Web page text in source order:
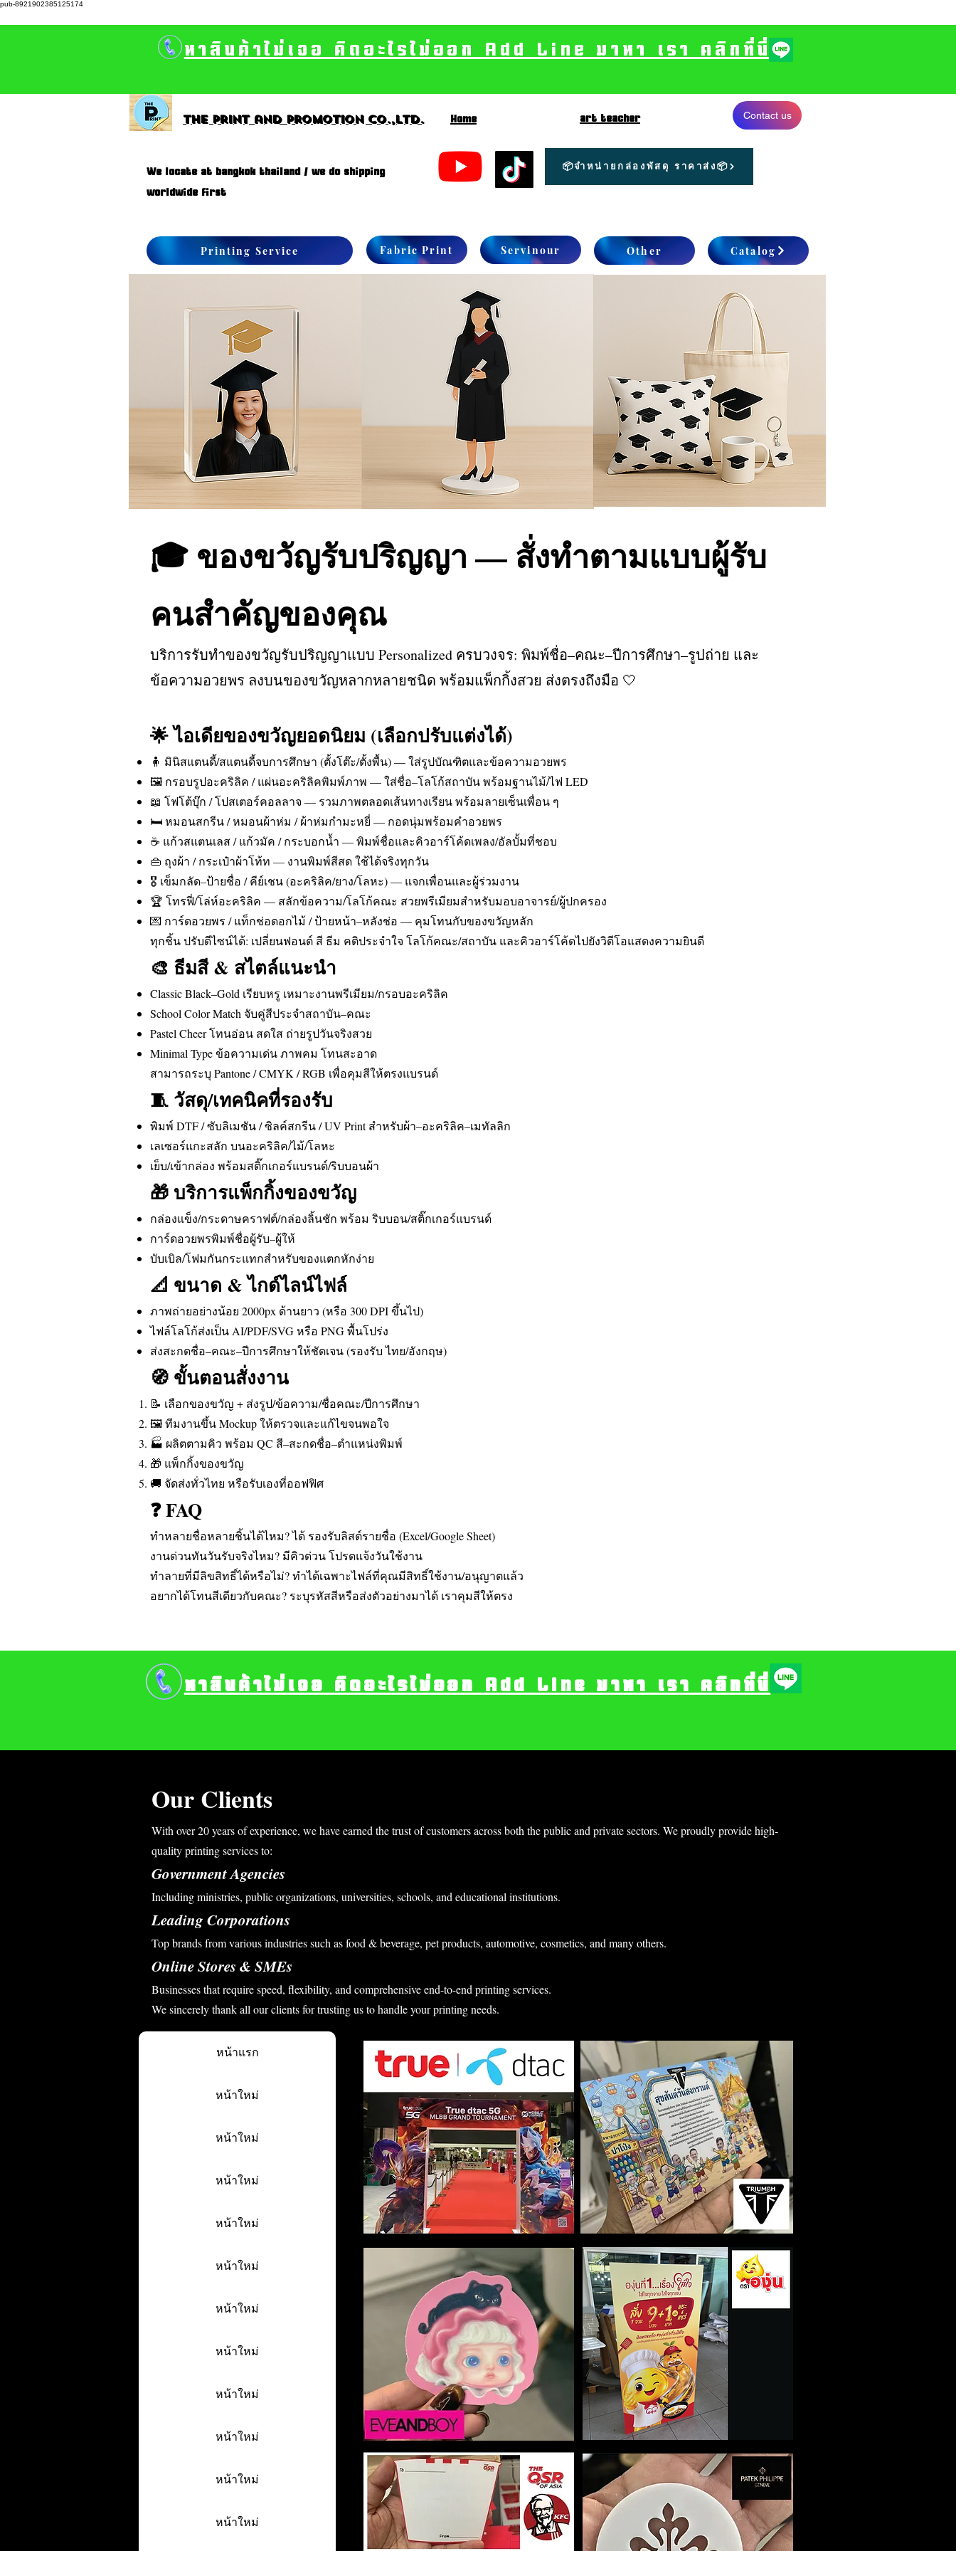
pub-8921902385125174
หาสินค้าไม่เจอ คิดอะไรไม่ออก Add Line มาหา เรา คลิกที่นี่
The print and promotion CO.,Ltd. Home art teacher Contact us
We locate at bangkok thailand / we do shipping
worldwide first
📦จำหน่ายกล่องพัสดุ ราคาส่ง📦
Printing Service Fabric Print Servinour Other Catalog
🎓 ของขวัญรับปริญญา — สั่งทำตามแบบผู้รับ
คนสำคัญของคุณ
บริการรับทำของขวัญรับปริญญาแบบ Personalized ครบวงจร: พิมพ์ชื่อ–คณะ–ปีการศึกษา–รูปถ่าย และ
ข้อความอวยพร ลงบนของขวัญหลากหลายชนิด พร้อมแพ็กกิ้งสวย ส่งตรงถึงมือ 🤍
🌟 ไอเดียของขวัญยอดนิยม (เลือกปรับแต่งได้)
🧍 มินิสแตนดี้/สแตนดี้จบการศึกษา (ตั้งโต๊ะ/ตั้งพื้น) — ใส่รูปบัณฑิตและข้อความอวยพร
🖼️ กรอบรูปอะคริลิค / แผ่นอะคริลิคพิมพ์ภาพ — ใส่ชื่อ–โลโก้สถาบัน พร้อมฐานไม้/ไฟ LED
📖 โฟโต้บุ๊ก / โปสเตอร์คอลลาจ — รวมภาพตลอดเส้นทางเรียน พร้อมลายเซ็นเพื่อน ๆ
🛏️ หมอนสกรีน / หมอนผ้าห่ม / ผ้าห่มกำมะหยี่ — กอดนุ่มพร้อมคำอวยพร
☕ แก้วสแตนเลส / แก้วมัค / กระบอกน้ำ — พิมพ์ชื่อและคิวอาร์โค้ดเพลง/อัลบั้มที่ชอบ
👜 ถุงผ้า / กระเป๋าผ้าโท้ท — งานพิมพ์สีสด ใช้ได้จริงทุกวัน
🎖️ เข็มกลัด–ป้ายชื่อ / คีย์เชน (อะคริลิค/ยาง/โลหะ) — แจกเพื่อนและผู้ร่วมงาน
🏆 โทรฟี่/โล่ห์อะคริลิค — สลักข้อความ/โลโก้คณะ สวยพรีเมียมสำหรับมอบอาจารย์/ผู้ปกครอง
💌 การ์ดอวยพร / แท็กช่อดอกไม้ / ป้ายหน้า–หลังช่อ — คุมโทนกับของขวัญหลัก
ทุกชิ้น ปรับดีไซน์ได้: เปลี่ยนฟอนต์ สี ธีม คติประจำใจ โลโก้คณะ/สถาบัน และคิวอาร์โค้ดไปยังวิดีโอแสดงความยินดี
🎨 ธีมสี & สไตล์แนะนำ
Classic Black–Gold เรียบหรู เหมาะงานพรีเมียม/กรอบอะคริลิค
School Color Match จับคู่สีประจำสถาบัน–คณะ
Pastel Cheer โทนอ่อน สดใส ถ่ายรูปวันจริงสวย
Minimal Type ข้อความเด่น ภาพคม โทนสะอาด
สามารถระบุ Pantone / CMYK / RGB เพื่อคุมสีให้ตรงแบรนด์
🧵 วัสดุ/เทคนิคที่รองรับ
พิมพ์ DTF / ซับลิเมชัน / ซิลค์สกรีน / UV Print สำหรับผ้า–อะคริลิค–เมทัลลิก
เลเซอร์แกะสลัก บนอะคริลิค/ไม้/โลหะ
เย็บ/เข้ากล่อง พร้อมสติ๊กเกอร์แบรนด์/ริบบอนผ้า
🎁 บริการแพ็กกิ้งของขวัญ
กล่องแข็ง/กระดาษคราฟต์/กล่องลิ้นชัก พร้อม ริบบอน/สติ๊กเกอร์แบรนด์
การ์ดอวยพรพิมพ์ชื่อผู้รับ–ผู้ให้
บับเบิล/โฟมกันกระแทกสำหรับของแตกหักง่าย
📐 ขนาด & ไกด์ไลน์ไฟล์
ภาพถ่ายอย่างน้อย 2000px ด้านยาว (หรือ 300 DPI ขึ้นไป)
ไฟล์โลโก้ส่งเป็น AI/PDF/SVG หรือ PNG พื้นโปร่ง
ส่งสะกดชื่อ–คณะ–ปีการศึกษาให้ชัดเจน (รองรับ ไทย/อังกฤษ)
🧭 ขั้นตอนสั่งงาน
📝 เลือกของขวัญ + ส่งรูป/ข้อความ/ชื่อคณะ/ปีการศึกษา
🖼️ ทีมงานขึ้น Mockup ให้ตรวจและแก้ไขจนพอใจ
🏭 ผลิตตามคิว พร้อม QC สี–สะกดชื่อ–ตำแหน่งพิมพ์
🎁 แพ็กกิ้งของขวัญ
🚚 จัดส่งทั่วไทย หรือรับเองที่ออฟฟิศ
❓ FAQ
ทำหลายชื่อหลายชิ้นได้ไหม? ได้ รองรับลิสต์รายชื่อ (Excel/Google Sheet)
งานด่วนทันวันรับจริงไหม? มีคิวด่วน โปรดแจ้งวันใช้งาน
ทำลายที่มีลิขสิทธิ์ได้หรือไม่? ทำได้เฉพาะไฟล์ที่คุณมีสิทธิ์ใช้งาน/อนุญาตแล้ว
อยากได้โทนสีเดียวกับคณะ? ระบุรหัสสีหรือส่งตัวอย่างมาได้ เราคุมสีให้ตรง
Our Clients
With over 20 years of experience, we have earned the trust of customers across both the public and private sectors. We proudly provide high-
quality printing services to:
Government Agencies
Including ministries, public organizations, universities, schools, and educational institutions.
Leading Corporations
Top brands from various industries such as food & beverage, pet products, automotive, cosmetics, and many others.
Online Stores & SMEs
Businesses that require speed, flexibility, and comprehensive end-to-end printing services.
We sincerely thank all our clients for trusting us to handle your printing needs.
หน้าแรก
หน้าใหม่
หน้าใหม่
หน้าใหม่
หน้าใหม่
หน้าใหม่
หน้าใหม่
หน้าใหม่
หน้าใหม่
หน้าใหม่
หน้าใหม่
หน้าใหม่
หาสินค้าไม่เจอ คิดอะไรไม่ออก Add Line มาหา เรา คลิกที่นี่